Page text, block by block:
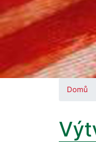
Domů